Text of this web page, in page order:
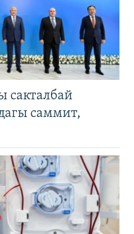
сакталбай
саммит,